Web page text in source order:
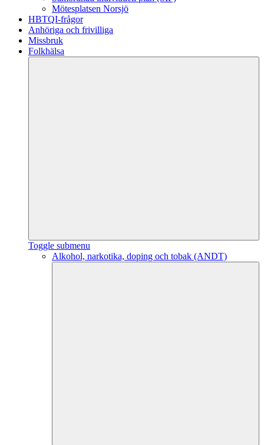
Mötesplatsen Norsjö
HBTQI-frågor
Anhöriga och frivilliga
Missbruk
Folkhälsa
Toggle submenu
Alkohol, narkotika, doping och tobak (ANDT)